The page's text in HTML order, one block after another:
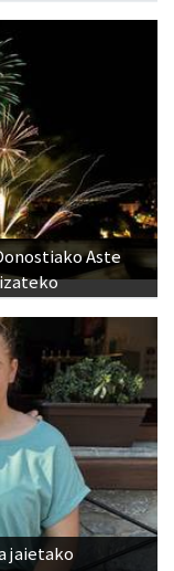
Aste
jaietako